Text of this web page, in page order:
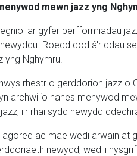
mewn jazz yng
ar gyfer perfformiadau
Roedd dod â'r ddau
yng Nghymru.
rhestr o gerddorion jazz o
archwilio hanes menywod
i'r rhai sydd newydd
ac mae wedi arwain at
newydd, wedi'i